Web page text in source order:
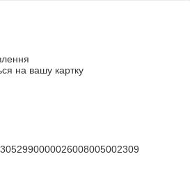
на вашу картку